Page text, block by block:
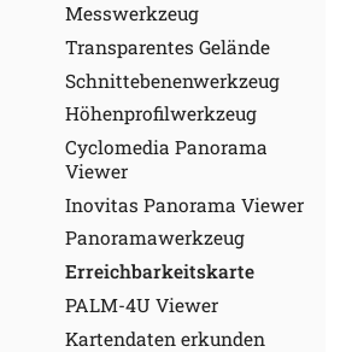
Messwerkzeug
Transparentes Gelände
Schnittebenenwerkzeug
Höhenprofilwerkzeug
Cyclomedia Panorama
Viewer
Inovitas Panorama Viewer
Panoramawerkzeug
Erreichbarkeitskarte
PALM-4U Viewer
Kartendaten erkunden